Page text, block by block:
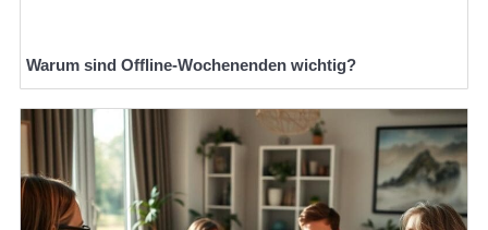
Warum sind Offline-Wochenenden wichtig?